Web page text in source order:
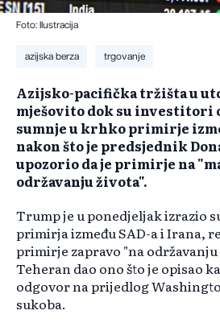
Foto: Ilustracija
azijska berza trgovanje
Azijsko-pacifička tržišta u
mješovito dok su investitori
sumnje u krhko primirje
nakon što je predsjednik
upozorio da je primirje na
održavanju života".
Trump je u ponedjeljak izrazio
primirja između SAD-a i Irana,
primirje zapravo "na održavanju
Teheran dao ono što je opisao
odgovor na prijedlog
sukoba.